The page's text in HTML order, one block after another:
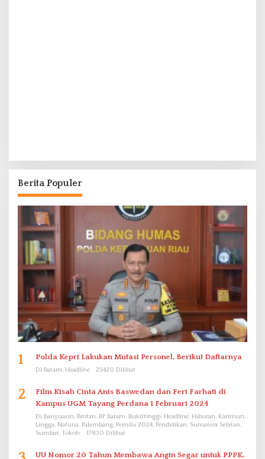
Berita Populer
1 Polda Kepri Lakukan Mutasi Personel, Berikut Daftarnya
Di Batam, Headline 23420 Dilihat
2
Film Kisah Cinta Anis Baswedan dan Feri Farhati di
Kampus UGM Tayang Perdana 1 Februari 2024
Di Banyuasin, Bintan, BP Batam, Bukittinggi, Headline, Hiburan, Karimun,
Lingga, Natuna, Palembang, Pemilu 2024, Pendidikan, Sumatera Selatan,
Sumbar, Tokoh
17830 Dilihat
UU Nomor 20 Tahun Membawa Angin Segar untuk PPPK.